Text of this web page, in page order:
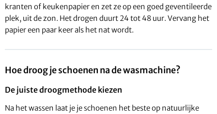
kranten of keukenpapier en zet ze op een goed geventileerde
plek, uit de zon. Het drogen duurt 24 tot 48 uur. Vervang het
papier een paar keer als het nat wordt.
Hoe droog je schoenen na de wasmachine?
De juiste droogmethode kiezen
Na het wassen laat je je schoenen het beste op natuurlijke